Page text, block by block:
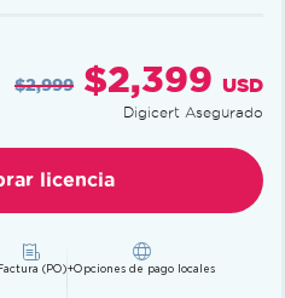
$2,999 $2,399 USD
Digicert Asegurado
licencia
(PO)+Opciones de pago locales